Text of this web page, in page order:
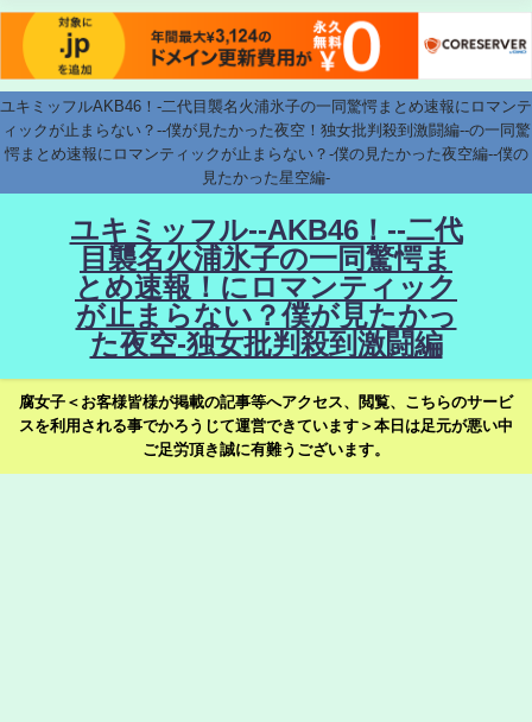
ユキミッフルAKB46！-二代目襲名火浦氷子の一同驚愕まとめ速報にロマンテ
ィックが止まらない？--僕が見たかった夜空！独女批判殺到激闘編--の一同驚
愕まとめ速報にロマンティックが止まらない？-僕の見たかった夜空編--僕の
見たかった星空編-
ユキミッフル--AKB46！--二代
目襲名火浦氷子の一同驚愕ま
とめ速報！にロマンティック
が止まらない？僕が見たかっ
た夜空-独女批判殺到激闘編
腐女子＜お客様皆様が掲載の記事等へアクセス、閲覧、こちらのサービ
スを利用される事でかろうじて運営できています＞本日は足元が悪い中
ご足労頂き誠に有難うございます。